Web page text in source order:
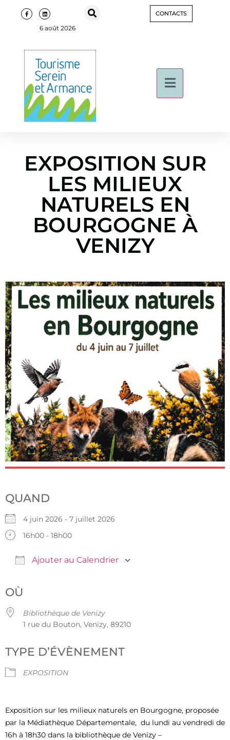
6 août 2026
CONTACTS
EXPOSITION SUR
LES MILIEUX
NATURELS EN
BOURGOGNE À
VENIZY
QUAND
4 juin 2026 - 7 juillet 2026
16h00 - 18h00
Ajouter au Calendrier
OÙ
Bibliothèque de Venizy
1 rue du Bouton, Venizy, 89210
TYPE D’ÉVÈNEMENT
EXPOSITION
Exposition sur les milieux naturels en Bourgogne, proposée
par la Médiathèque Départementale, du lundi au vendredi de
16h à 18h30 dans la bibliothèque de Venizy –